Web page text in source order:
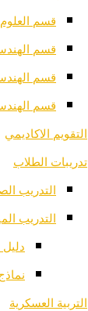
قسم
قسم
قسم
قسم
التقويم الاكاديمي
تدريبات الطلاب
التدريب
التدريب
دليل
التربية العسكرية